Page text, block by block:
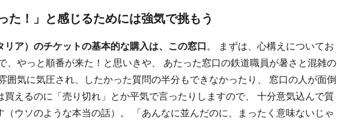
た！」と感じるためには強気で挑もう
リア）のチケットの基本的な購入は、この窓口 。 まずは、心構えについてお
、やっと順番が来た！と思いきや、 あたった窓口の鉄道職員が暑さと混雑の
囲気に気圧され、したかった質問の半分もできなかったり、 窓口の人が面倒
買えるのに「売り切れ」とか平気で言ったりしますので、 十分意気込んで質
（ウソのような本当の話）。 「あんなに並んだのに、まったく意味ないじゃ